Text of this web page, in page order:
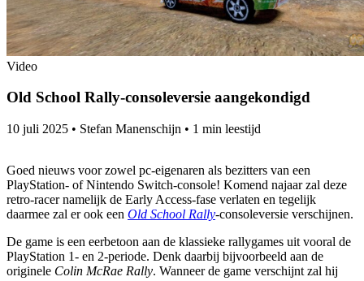
Video
Old School Rally-consoleversie aangekondigd
10 juli 2025 • Stefan Manenschijn • 1 min leestijd
Goed nieuws voor zowel pc-eigenaren als bezitters van een
PlayStation- of Nintendo Switch-console! Komend najaar zal deze
retro-racer namelijk de Early Access-fase verlaten en tegelijk
daarmee zal er ook een Old School Rally-consoleversie verschijnen.
De game is een eerbetoon aan de klassieke rallygames uit vooral de
PlayStation 1- en 2-periode. Denk daarbij bijvoorbeeld aan de
originele Colin McRae Rally. Wanneer de game verschijnt zal hij